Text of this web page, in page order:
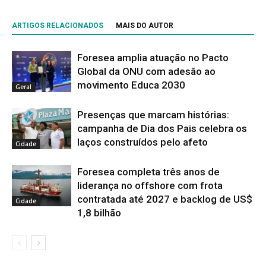
ARTIGOS RELACIONADOS MAIS DO AUTOR
Geral
Foresea amplia atuação no Pacto
Global da ONU com adesão ao
movimento Educa 2030
Cidade
Presenças que marcam histórias:
campanha de Dia dos Pais celebra os
laços construídos pelo afeto
Cidade
Foresea completa três anos de
liderança no offshore com frota
contratada até 2027 e backlog de US$
1,8 bilhão